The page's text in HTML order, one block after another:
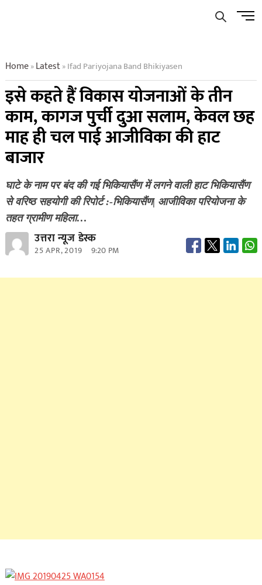
Menu
Home»Latest»Ifad Pariyojana Band Bhikiyasen
इसे कहते हैं विकास योजनाओं के तीन
काम, कागज पुर्ची दुआ सलाम, केवल छह
माह ही चल पाई आजीविका की हाट
बाजार
घाटे के नाम पर बंद की गई भिकियासैंण में लगने वाली हाट भिकियासैंण
से वरिष्ठ सहयोगी की रिपोर्ट :-भिकियासैंण| आजीविका परियोजना के
तहत ग्रामीण महिला…
उत्तरा न्यूज डेस्क
25 APR, 2019 9:20 PM